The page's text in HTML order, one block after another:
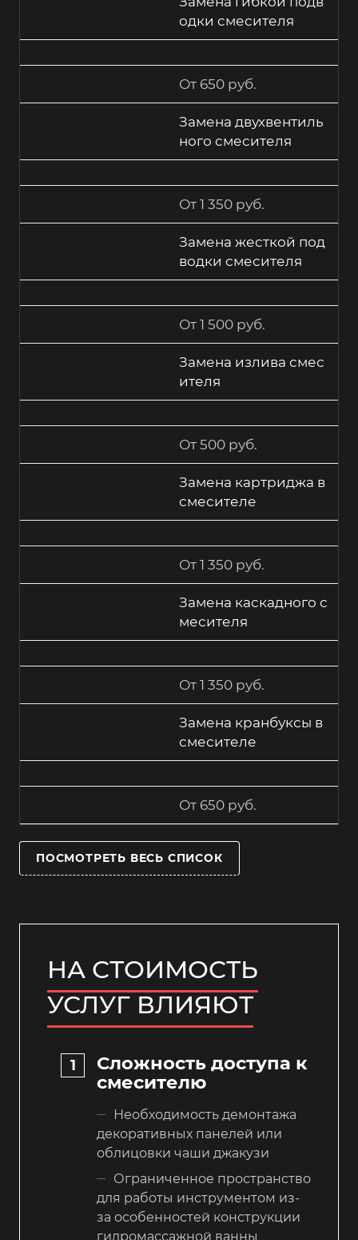
одки смесителя
От 650 руб.
Замена двухвентиль
ного смесителя
От 1 350 руб.
Замена жесткой под
водки смесителя
От 1 500 руб.
Замена излива смес
ителя
От 500 руб.
Замена картриджа в
смесителе
От 1 350 руб.
Замена каскадного с
месителя
От 1 350 руб.
Замена кранбуксы в
смесителе
От 650 руб.
ПОСМОТРЕТЬ ВЕСЬ СПИСОК
НА СТОИМОСТЬ
УСЛУГ ВЛИЯЮТ
Сложность доступа к
смесителю
Необходимость демонтажа
декоративных панелей или
облицовки чаши джакузи
Ограниченное пространство
для работы инструментом из-
за особенностей конструкции
гидромассажной ванны